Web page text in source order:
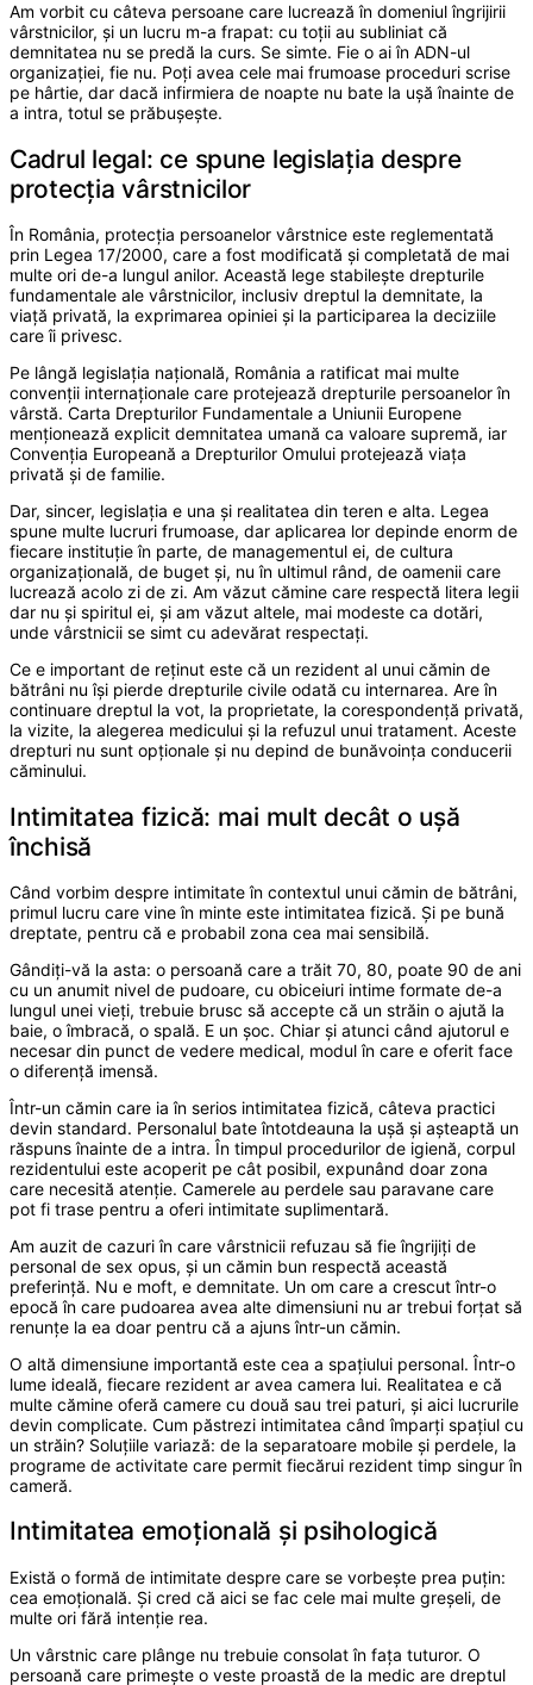
Am vorbit cu câteva persoane care lucrează în domeniul îngrijirii
vârstnicilor, și un lucru m-a frapat: cu toții au subliniat că
demnitatea nu se predă la curs. Se simte. Fie o ai în ADN-ul
organizației, fie nu. Poți avea cele mai frumoase proceduri scrise
pe hârtie, dar dacă infirmiera de noapte nu bate la ușă înainte de
a intra, totul se prăbușește.
Cadrul legal: ce spune legislația despre
protecția vârstnicilor
În România, protecția persoanelor vârstnice este reglementată
prin Legea 17/2000, care a fost modificată și completată de mai
multe ori de-a lungul anilor. Această lege stabilește drepturile
fundamentale ale vârstnicilor, inclusiv dreptul la demnitate, la
viață privată, la exprimarea opiniei și la participarea la deciziile
care îi privesc.
Pe lângă legislația națională, România a ratificat mai multe
convenții internaționale care protejează drepturile persoanelor în
vârstă. Carta Drepturilor Fundamentale a Uniunii Europene
menționează explicit demnitatea umană ca valoare supremă, iar
Convenția Europeană a Drepturilor Omului protejează viața
privată și de familie.
Dar, sincer, legislația e una și realitatea din teren e alta. Legea
spune multe lucruri frumoase, dar aplicarea lor depinde enorm de
fiecare instituție în parte, de managementul ei, de cultura
organizațională, de buget și, nu în ultimul rând, de oamenii care
lucrează acolo zi de zi. Am văzut cămine care respectă litera legii
dar nu și spiritul ei, și am văzut altele, mai modeste ca dotări,
unde vârstnicii se simt cu adevărat respectați.
Ce e important de reținut este că un rezident al unui cămin de
bătrâni nu își pierde drepturile civile odată cu internarea. Are în
continuare dreptul la vot, la proprietate, la corespondență privată,
la vizite, la alegerea medicului și la refuzul unui tratament. Aceste
drepturi nu sunt opționale și nu depind de bunăvoința conducerii
căminului.
Intimitatea fizică: mai mult decât o ușă
închisă
Când vorbim despre intimitate în contextul unui cămin de bătrâni,
primul lucru care vine în minte este intimitatea fizică. Și pe bună
dreptate, pentru că e probabil zona cea mai sensibilă.
Gândiți-vă la asta: o persoană care a trăit 70, 80, poate 90 de ani
cu un anumit nivel de pudoare, cu obiceiuri intime formate de-a
lungul unei vieți, trebuie brusc să accepte că un străin o ajută la
baie, o îmbracă, o spală. E un șoc. Chiar și atunci când ajutorul e
necesar din punct de vedere medical, modul în care e oferit face
o diferență imensă.
Într-un cămin care ia în serios intimitatea fizică, câteva practici
devin standard. Personalul bate întotdeauna la ușă și așteaptă un
răspuns înainte de a intra. În timpul procedurilor de igienă, corpul
rezidentului este acoperit pe cât posibil, expunând doar zona
care necesită atenție. Camerele au perdele sau paravane care
pot fi trase pentru a oferi intimitate suplimentară.
Am auzit de cazuri în care vârstnicii refuzau să fie îngrijiți de
personal de sex opus, și un cămin bun respectă această
preferință. Nu e moft, e demnitate. Un om care a crescut într-o
epocă în care pudoarea avea alte dimensiuni nu ar trebui forțat să
renunțe la ea doar pentru că a ajuns într-un cămin.
O altă dimensiune importantă este cea a spațiului personal. Într-o
lume ideală, fiecare rezident ar avea camera lui. Realitatea e că
multe cămine oferă camere cu două sau trei paturi, și aici lucrurile
devin complicate. Cum păstrezi intimitatea când împarți spațiul cu
un străin? Soluțiile variază: de la separatoare mobile și perdele, la
programe de activitate care permit fiecărui rezident timp singur în
cameră.
Intimitatea emoțională și psihologică
Există o formă de intimitate despre care se vorbește prea puțin:
cea emoțională. Și cred că aici se fac cele mai multe greșeli, de
multe ori fără intenție rea.
Un vârstnic care plânge nu trebuie consolat în fața tuturor. O
persoană care primește o veste proastă de la medic are dreptul